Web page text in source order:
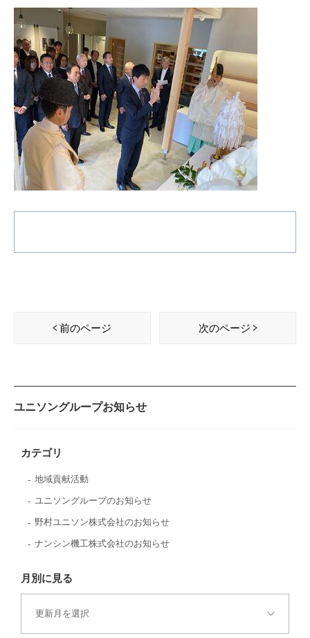
前のページ 次のページ
ユニソングループお知らせ
カテゴリ
地域貢献活動
ユニソングループのお知らせ
野村ユニソン株式会社のお知らせ
ナンシン機工株式会社のお知らせ
月別に見る